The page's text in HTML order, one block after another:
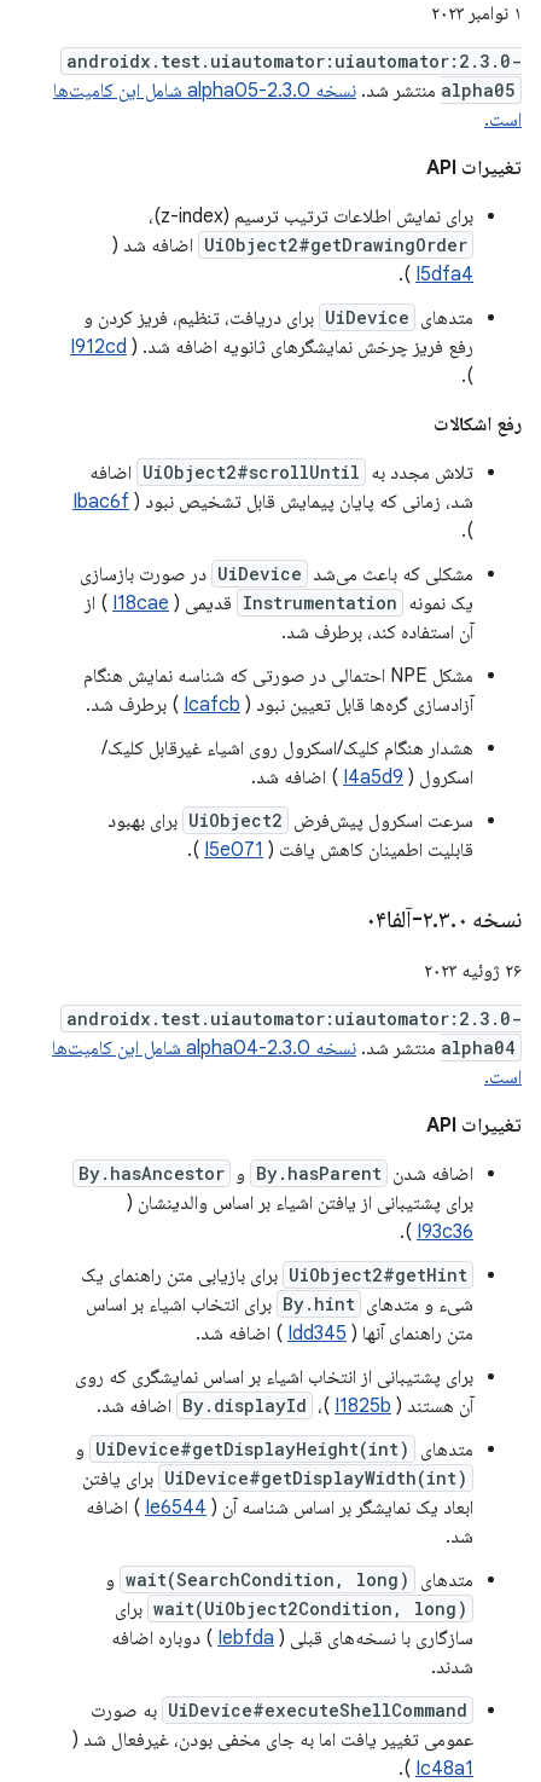
۱ نوامبر ۲۰۲۳
androidx.test.uiautomator:uiautomator:2.3.0-
alpha05 منتشر شد.
نسخه 2.3.0-alpha05 شامل این کامیت‌ها
است.
تغییرات API
برای نمایش اطلاعات ترتیب ترسیم (z-index)،
UiObject2#getDrawingOrder اضافه شد (
I5dfa4
).
متدهای UiDevice برای دریافت، تنظیم، فریز کردن و
رفع فریز چرخش نمایشگرهای ثانویه اضافه شد. ( I912cd
).
رفع اشکالات
تلاش مجدد به UiObject2#scrollUntil اضافه
شد، زمانی که پایان پیمایش قابل تشخیص نبود ( Ibac6f
).
مشکلی که باعث می‌شد UiDevice در صورت بازسازی
یک نمونه Instrumentation قدیمی ( I18cae ) از
آن استفاده کند، برطرف شد.
مشکل NPE احتمالی در صورتی که شناسه نمایش هنگام
آزادسازی گره‌ها قابل تعیین نبود ( Icafcb ) برطرف شد.
هشدار هنگام کلیک/اسکرول روی اشیاء غیرقابل کلیک/
اسکرول ( I4a5d9 ) اضافه شد.
سرعت اسکرول پیش‌فرض UiObject2 برای بهبود
قابلیت اطمینان کاهش یافت ( I5e071
).
نسخه ۲ .۳.۰-آلفا۰۴
۲۶ ژوئیه ۲۰۲۳
androidx.test.uiautomator:uiautomator:2.3.0-
alpha04 منتشر شد.
نسخه 2.3.0-alpha04 شامل این کامیت‌ها
است.
تغییرات API
اضافه شدن By.hasParent و By.hasAncestor
برای پشتیبانی از یافتن اشیاء بر اساس والدینشان (
I93c36
).
UiObject2#getHint برای بازیابی متن راهنمای یک
شیء و متدهای By.hint برای انتخاب اشیاء بر اساس
متن راهنمای آنها ( Idd345 ) اضافه شد.
برای پشتیبانی از انتخاب اشیاء بر اساس نمایشگری که روی
آن هستند ( I1825b )، By.displayId اضافه شد.
متدهای
UiDevice#getDisplayHeight(int) و
UiDevice#getDisplayWidth(int) برای یافتن
ابعاد یک نمایشگر بر اساس شناسه آن ( Ie6544 ) اضافه
شد.
متدهای
wait(SearchCondition, long) و
wait(UiObject2Condition, long) برای
سازگاری با نسخه‌های قبلی ( Iebfda ) دوباره اضافه
شدند.
UiDevice#executeShellCommand به صورت
عمومی تغییر یافت اما به جای مخفی بودن، غیرفعال شد (
Ic48a1
).